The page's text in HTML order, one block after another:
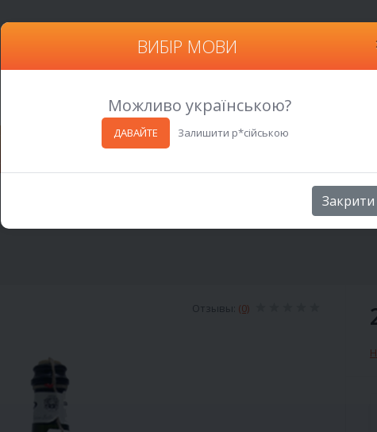
ВИБІР МОВИ
Можливо українською?
ДАВАЙТЕ Залишити р*сійською
Закрити
Отзывы: (0)